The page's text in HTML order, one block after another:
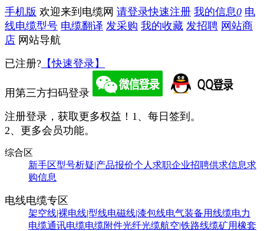
手机版 欢迎来到电缆网 请登录快速注册 我的信息0 电
线电缆型号 电缆翻译 发采购 我的收藏 发招聘 网站商
店 网站导航
已注册? 【快速登录】
用第三方扫码登录
注册登录，获取更多权益！ 1、每日签到。
2、更多会员功能。
综合区
新手区型号析疑|产品报价个人求职企业招聘供求信息求
购信息
电线电缆专区
架空线|裸电线|型线电磁线|漆包线电气装备用线缆电力
电缆通讯电缆电缆附件光纤光缆航空|铁路线缆矿用橡套